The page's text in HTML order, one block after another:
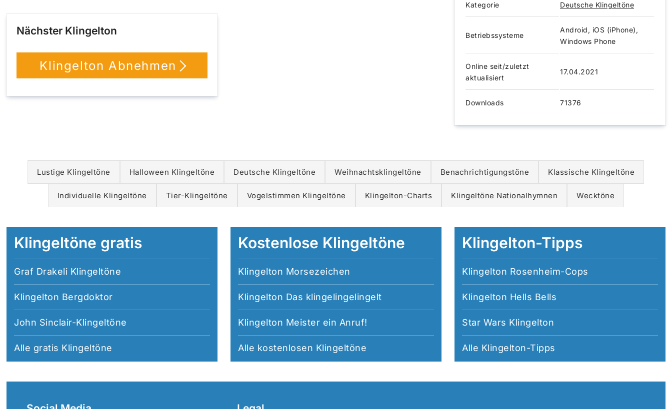
Nächster Klingelton
Klingelton Abnehmen
Kategorie Deutsche Klingeltöne
Betriebssysteme
Android, iOS (iPhone),
Windows Phone
Online seit/zuletzt
aktualisiert
17.04.2021
Downloads 71376
Lustige Klingeltöne Halloween Klingeltöne Deutsche Klingeltöne Weihnachtsklingeltöne Benachrichtigungstöne Klassische Klingeltöne
Individuelle Klingeltöne Tier-Klingeltöne Vogelstimmen Klingeltöne Klingelton-Charts Klingeltöne Nationalhymnen Wecktöne
Klingeltöne gratis
Graf Drakeli Klingeltöne
Klingelton Bergdoktor
John Sinclair-Klingeltöne
Alle gratis Klingeltöne
Kostenlose Klingeltöne
Klingelton Morsezeichen
Klingelton Das klingelingelingelt
Klingelton Meister ein Anruf!
Alle kostenlosen Klingeltöne
Klingelton-Tipps
Klingelton Rosenheim-Cops
Klingelton Hells Bells
Star Wars Klingelton
Alle Klingelton-Tipps